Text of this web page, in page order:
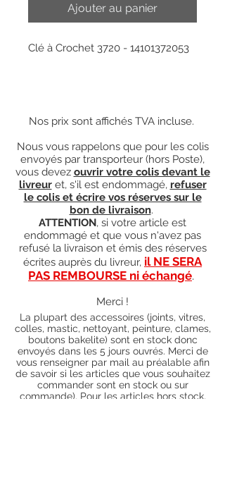
Ajouter au panier
Clé à Crochet 3720 - 14101372053
Nos prix sont affichés TVA incluse.
Nous vous rappelons que pour les colis
envoyés par transporteur (hors Poste),
vous devez ouvrir votre colis devant le
livreuret, s'il est endommagé, refuser
le colis et écrire vos réserves sur le
bon de livraison.
ATTENTION, si votre article est
endommagé et que vous n'avez pas
refusé la livraison et émis des réserves
écrites auprès du livreur, il NE SERA
PAS REMBOURSE ni échangé.
Merci !
La plupart des accessoires (joints, vitres,
colles, mastic, nettoyant, peinture, clames,
boutons bakelite) sont en stock donc
envoyés dans les 5 jours ouvrés. Merci de
vous renseigner par mail au préalable afin
de savoir si les articles que vous souhaitez
commander sont en stock ou sur
commande). Pour les articles hors stock,